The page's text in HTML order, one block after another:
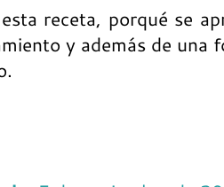
receta, porqué se
y además de una